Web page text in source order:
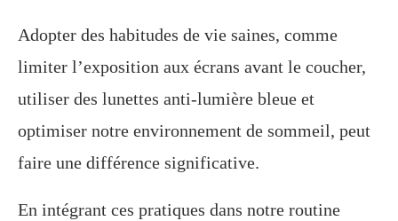
Adopter des habitudes de vie saines, comme
limiter l’exposition aux écrans avant le coucher,
utiliser des lunettes anti-lumière bleue et
optimiser notre environnement de sommeil, peut
faire une différence significative.
En intégrant ces pratiques dans notre routine